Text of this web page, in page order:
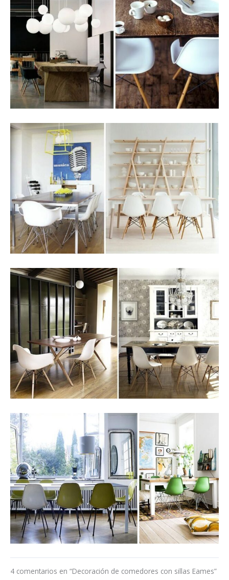
4 comentarios en “Decoración de comedores con sillas Eames”